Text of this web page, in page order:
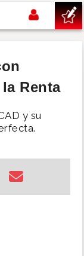
Renta
y su